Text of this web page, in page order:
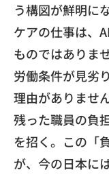
う構図が鮮明に
​ケアの仕事は、
ものではありま
労働条件が見劣
理由がありませ
残った職員の負
を招く。この「
が、 今の日本に